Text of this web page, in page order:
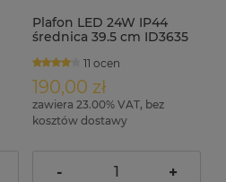
Plafon LED 24W IP44
średnica 39.5 cm ID3635
11 ocen
190,00 zł
zawiera 23.00% VAT, bez
kosztów dostawy
- +